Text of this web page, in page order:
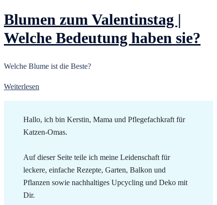
Blumen zum Valentinstag |
Welche Bedeutung haben sie?
Welche Blume ist die Beste?
Weiterlesen
Hallo, ich bin Kerstin, Mama und Pflegefachkraft für
Katzen-Omas.
Auf dieser Seite teile ich meine Leidenschaft für
leckere, einfache Rezepte, Garten, Balkon und
Pflanzen sowie nachhaltiges Upcycling und Deko mit
Dir.